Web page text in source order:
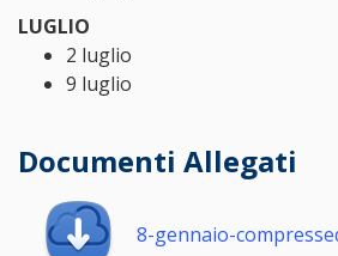
LUGLIO
2 luglio
9 luglio
Documenti Allegati
8-gennaio-